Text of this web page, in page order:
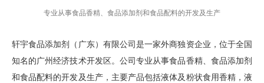
专业从事食品香精、食品添加剂和食品配料的开发及生产
轩宇食品添加剂（广东）有限公司是一家外商独资企业，位于全国
知名的广州经济技术开发区。公司专业从事食品香精、食品添加剂
和食品配料的开发及生产，主要产品包括液体及粉状食用香精，液